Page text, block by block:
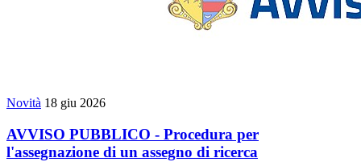
Novità 18 giu 2026
AVVISO PUBBLICO - Procedura per
l'assegnazione di un assegno di ricerca